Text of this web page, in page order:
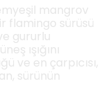
mangrov
flamingo sürüsü
gururlu
ışığını
ve en çarpıcısı,
sürünün